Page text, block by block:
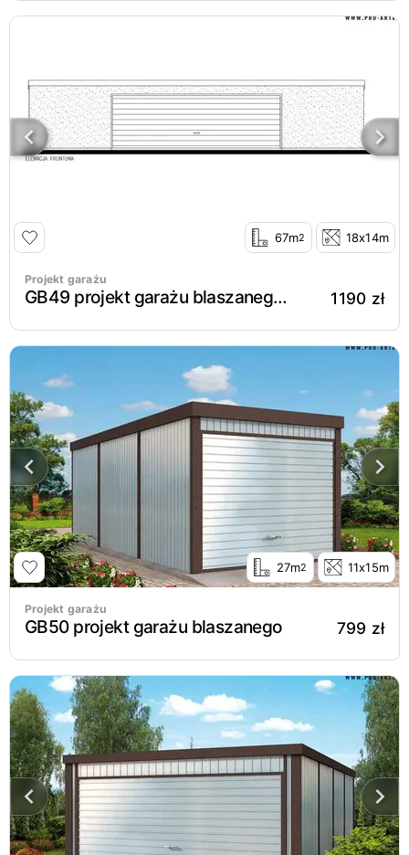
67m2 18x14m
Projekt garażu
GB49 projekt garażu blaszanego dwustanowiskowego 1190 zł
27m2 11x15m
Projekt garażu
GB50 projekt garażu blaszanego 799 zł